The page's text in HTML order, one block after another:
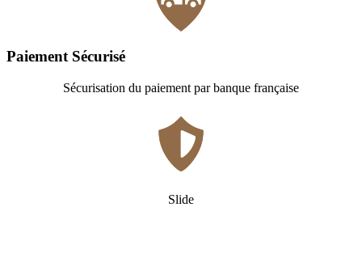
Paiement Sécurisé
Sécurisation du paiement par banque française
Slide